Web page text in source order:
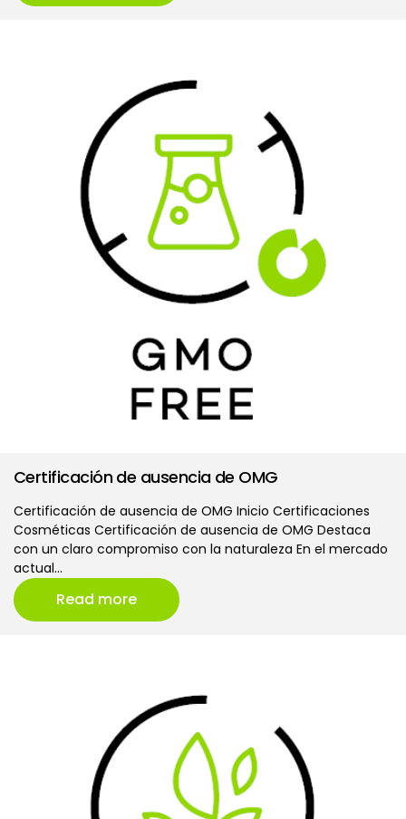
Certificación de ausencia de OMG
Certificación de ausencia de OMG Inicio Certificaciones
Cosméticas Certificación de ausencia de OMG Destaca
con un claro compromiso con la naturaleza En el mercado
actual…
Read more